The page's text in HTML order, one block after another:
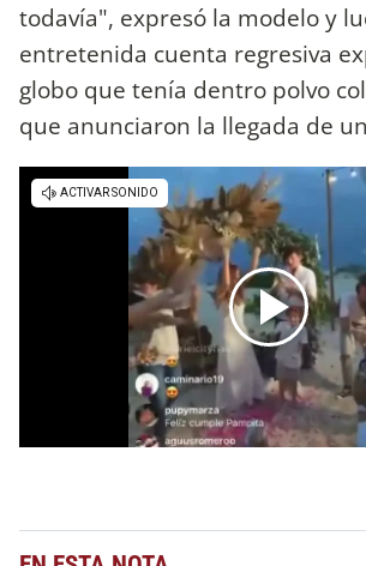
todavía", expresó la modelo y
entretenida cuenta regresiva
globo que tenía dentro polvo
que anunciaron la llegada de